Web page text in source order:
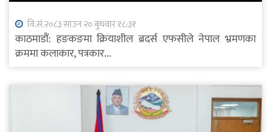
वि.सं.२०८३ साउन २० बुधवार १८:३१
काठमाडौं: हङकङमा क्रियाशील ब्रदर्स एफसीले नेपाल भ्रमणका
क्रममा कलाकार, पत्रकार...